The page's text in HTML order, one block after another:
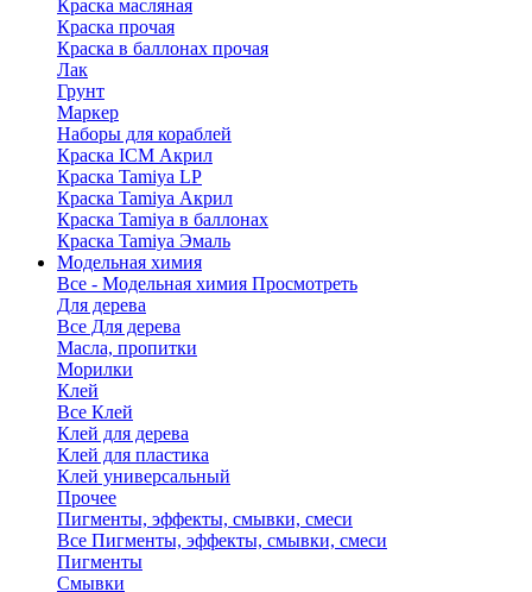
Краска масляная
Краска прочая
Краска в баллонах прочая
Лак
Грунт
Маркер
Наборы для кораблей
Краска ICM Акрил
Краска Tamiya LP
Краска Tamiya Акрил
Краска Tamiya в баллонах
Краска Tamiya Эмаль
Модельная химия
Все - Модельная химия Просмотреть
Для дерева
Все Для дерева
Масла, пропитки
Морилки
Клей
Все Клей
Клей для дерева
Клей для пластика
Клей универсальный
Прочее
Пигменты, эффекты, смывки, смеси
Все Пигменты, эффекты, смывки, смеси
Пигменты
Смывки